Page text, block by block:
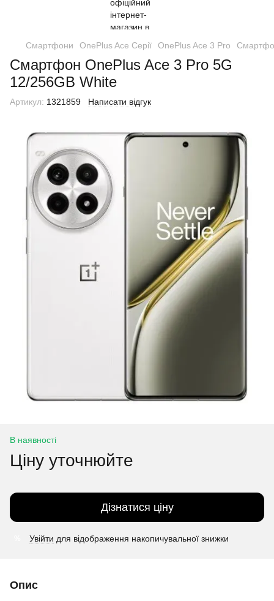
Смартфони OnePlus Ace Серії OnePlus Ace 3 Pro
Смартфон OnePlus Ace 3 Pro 5G
12/256GB White
Артикул: 1321859 Написати відгук
В наявності
Ціну уточнюйте
Дізнатися ціну
Увійти для відображення накопичувальної знижки
Опис